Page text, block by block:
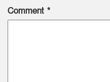
Comment *